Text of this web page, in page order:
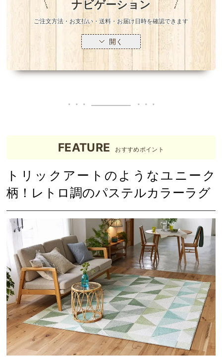
ナビゲーション
ご注文方法・お支払い・送料・お届け日時を確認できます
開く
FEATURE おすすめポイント
トリックアートのようなユニーク
柄！レトロ調のパステルカラーラグ